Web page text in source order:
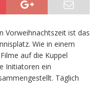
Vorweihnachtszeit ist das
Wie in einem
auf die Kuppel
Initiatoren ein
Täglich